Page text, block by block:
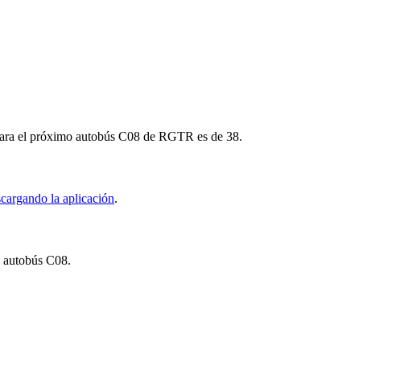
el próximo autobús C08 de RGTR es de 38.
la aplicación.
C08.